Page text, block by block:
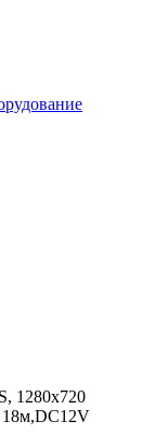
1280х720
18м,DC12V